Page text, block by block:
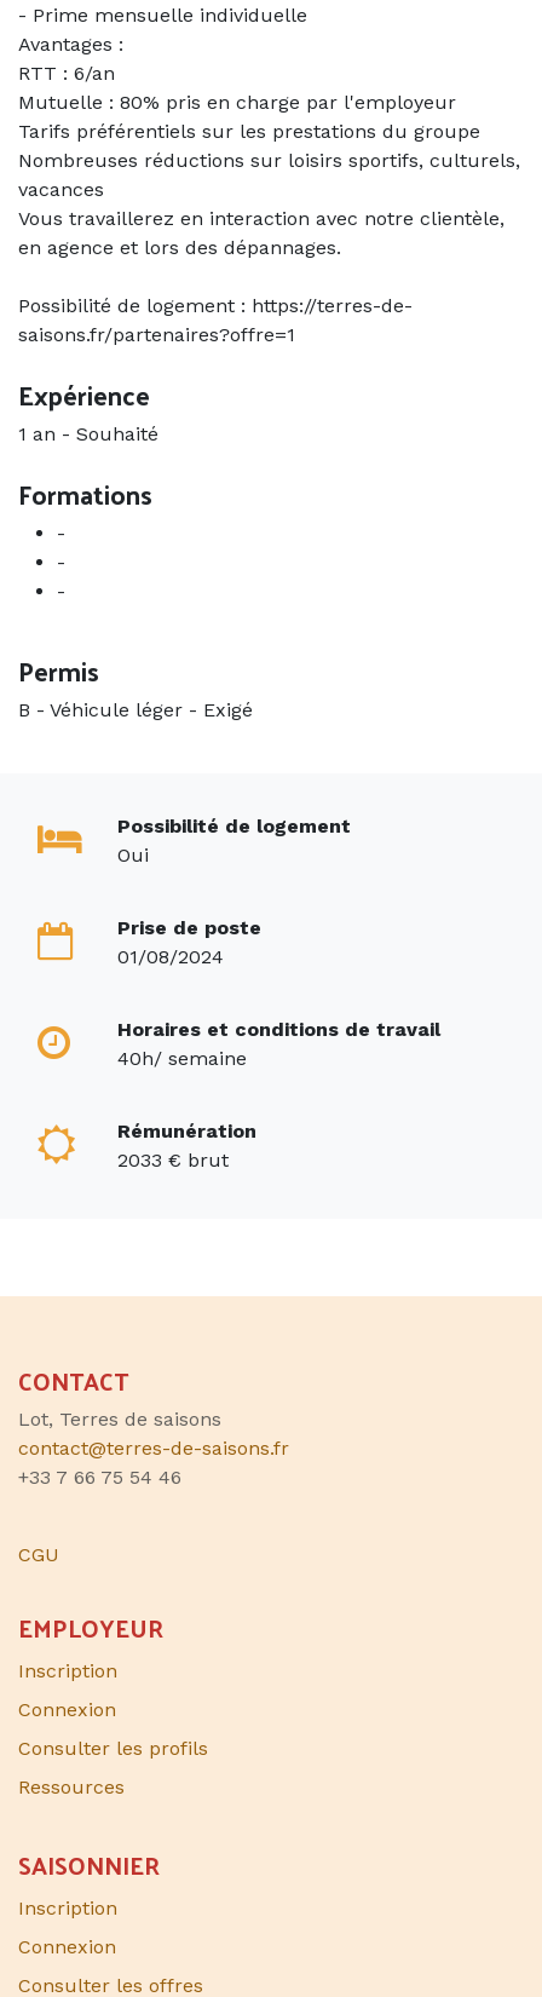
- Prime mensuelle individuelle
Avantages :
RTT : 6/an
Mutuelle : 80% pris en charge par l'employeur
Tarifs préférentiels sur les prestations du groupe
Nombreuses réductions sur loisirs sportifs, culturels,
vacances
Vous travaillerez en interaction avec notre clientèle,
en agence et lors des dépannages.
Possibilité de logement : https://terres-de-
saisons.fr/partenaires?offre=1
Expérience
1 an - Souhaité
Formations
-
-
-
Permis
B - Véhicule léger - Exigé
Possibilité de logement
Oui
Prise de poste
01/08/2024
Horaires et conditions de travail
40h/ semaine
Rémunération
2033 € brut
CONTACT
Lot, Terres de saisons
contact@terres-de-saisons.fr
+33 7 66 75 54 46
CGU
EMPLOYEUR
Inscription
Connexion
Consulter les profils
Ressources
SAISONNIER​
Inscription
Connexion
Consulter les offres